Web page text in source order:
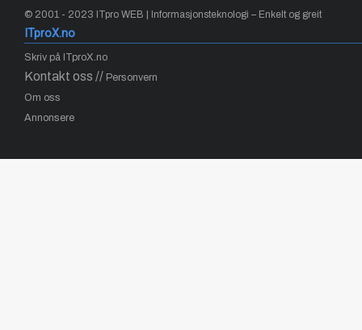
© 2001 - 2023 ITpro WEB | Informasjonsteknologi – Enkelt og greit
ITproX.no
Skriv på ITproX.no
Kontakt oss // Personvern
Om oss
Annonsere